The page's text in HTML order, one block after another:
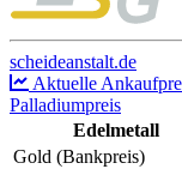
scheideanstalt.de
Aktuelle
Palladiumpreis
Edelmetall
Gold (Bankpreis)